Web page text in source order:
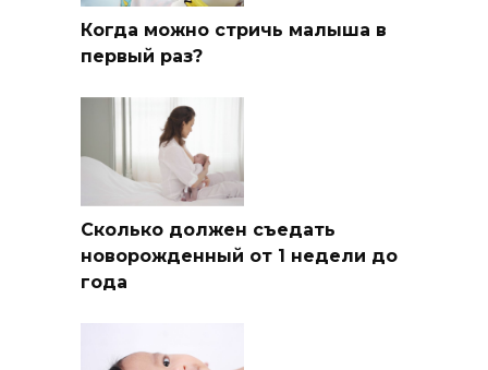
Когда можно стричь малыша в
первый раз?
Сколько должен съедать
новорожденный от 1 недели до
года